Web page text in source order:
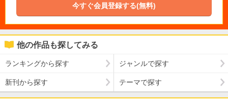
今すぐ会員登録する(無料)
他の作品も探してみる
ランキングから探す ジャンルで探す
新刊から探す テーマで探す